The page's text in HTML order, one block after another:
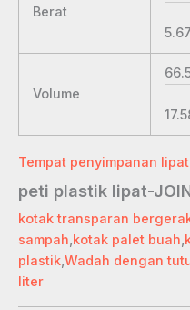
Berat
5.67
Volume
Tempat penyimpanan lipat
peti plastik lipat-
kotak transparan
sampah,kotak palet buah,
plastik,Wadah dengan
liter